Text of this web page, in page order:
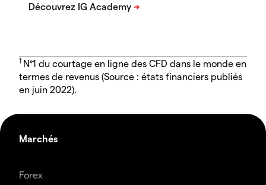
1 N°1 du courtage en ligne des CFD dans le monde en
termes de revenus (Source : états financiers publiés
en juin 2022).
Marchés
Forex